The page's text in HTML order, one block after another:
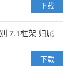
下载
7.1框架 归属
下载